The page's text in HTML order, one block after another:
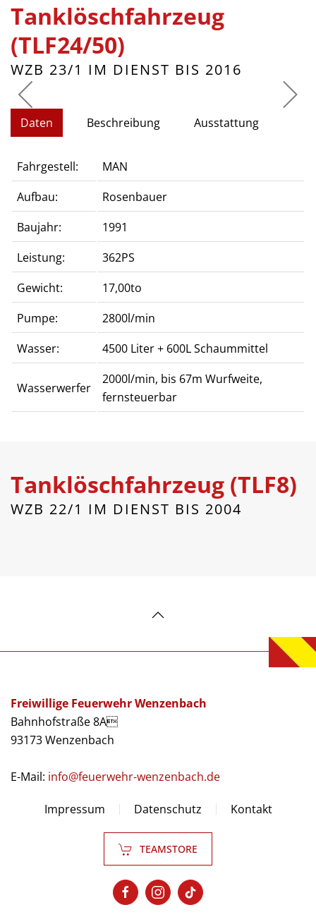
Tanklöschfahrzeug
(TLF24/50)
WZB 23/1 IM DIENST BIS 2016
Daten Beschreibung Ausstattung
Fahrgestell:
MAN
Aufbau:
Rosenbauer
Baujahr:
1991
Leistung:
362PS
Gewicht:
17,00to
Pumpe:
2800l/min
Wasser:
4500 Liter + 600L Schaummittel
Wasserwerfer
2000l/min, bis 67m Wurfweite,
fernsteuerbar
Tanklöschfahrzeug (TLF8)
WZB 22/1 IM DIENST BIS 2004
Freiwillige Feuerwehr Wenzenbach
Bahnhofstraße 8A
93173 Wenzenbach
E-Mail: info@feuerwehr-wenzenbach.de
Impressum Datenschutz Kontakt
TEAMSTORE